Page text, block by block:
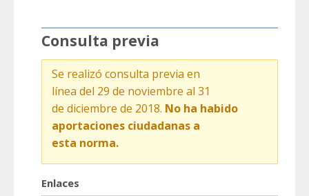
Consulta previa
Se realizó consulta previa en
línea del 29 de noviembre al 31
de diciembre de 2018. No ha habido
aportaciones ciudadanas a
esta norma.
Enlaces